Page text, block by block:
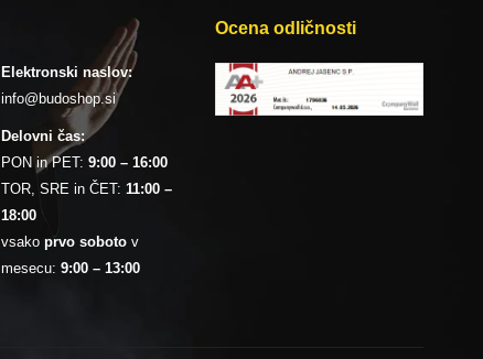
Elektronski naslov:
info@budoshop.si
Delovni čas:
PON in PET: 9:00 – 16:00
TOR, SRE in ČET: 11:00 –
18:00
vsako prvo sobotov
mesecu: 9:00 – 13:00
Ocena odličnosti